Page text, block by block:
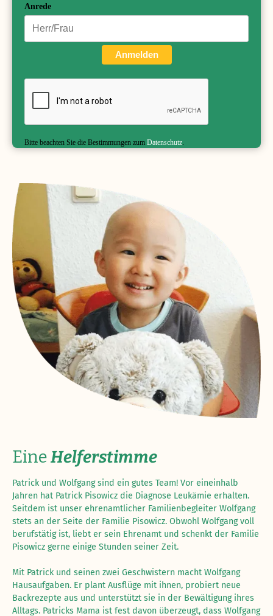
Anrede
Anmelden
Bitte beachten Sie die Bestimmungen zum Datenschutz.
EineHelferstimme
Patrick und Wolfgang sind ein gutes Team! Vor eineinhalb
Jahren hat Patrick Pisowicz die Diagnose Leukämie erhalten.
Seitdem ist unser ehrenamtlicher Familienbegleiter Wolfgang
stets an der Seite der Familie Pisowicz. Obwohl Wolfgang voll
berufstätig ist, liebt er sein Ehrenamt und schenkt der Familie
Pisowicz gerne einige Stunden seiner Zeit.
Mit Patrick und seinen zwei Geschwistern macht Wolfgang
Hausaufgaben. Er plant Ausflüge mit ihnen, probiert neue
Backrezepte aus und unterstützt sie in der Bewältigung ihres
Alltags. Patricks Mama ist fest davon überzeugt, dass Wolfgang